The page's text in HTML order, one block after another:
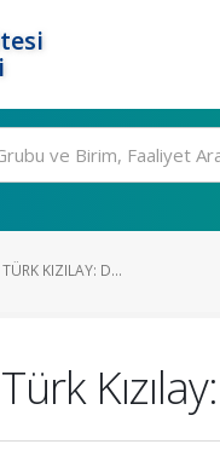
KIZILAY: D...